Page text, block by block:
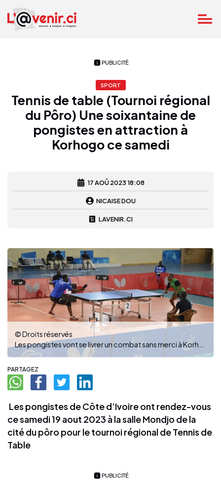
PUBLICITÉ
SPORT
Tennis de table (Tournoi régional
du Pôro) Une soixantaine de
pongistes en attraction à
Korhogo ce samedi
17 AOÛ 2023 18:08
NICAISE DOU
LAVENIR.CI
© Droits réservés
PARTAGEZ
Les pongistes de Côte d’Ivoire ont rendez-vous
ce samedi 19 aout 2023 à la salle Mondjo de la
cité du pôro pour le tournoi régional de Tennis de
Table
PUBLICITÉ